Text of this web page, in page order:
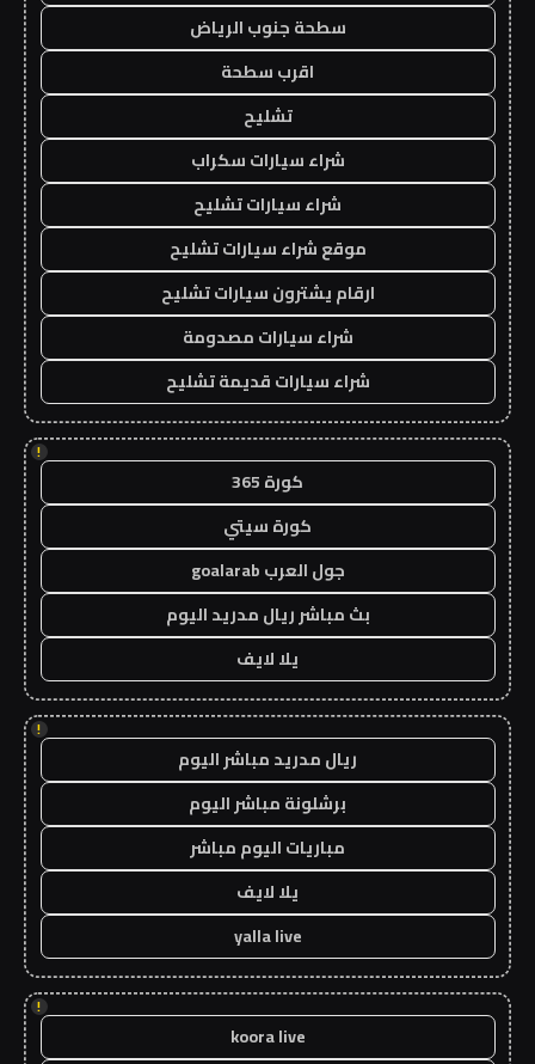
سطحة جنوب الرياض
اقرب سطحة
تشليح
شراء سيارات سكراب
شراء سيارات تشليح
موقع شراء سيارات تشليح
ارقام يشترون سيارات تشليح
شراء سيارات مصدومة
شراء سيارات قديمة تشليح
!
كورة 365
كورة سيتي
جول العرب goalarab
بث مباشر ريال مدريد اليوم
يلا لايف
!
ريال مدريد مباشر اليوم
برشلونة مباشر اليوم
مباريات اليوم مباشر
يلا لايف
yalla live
!
koora live